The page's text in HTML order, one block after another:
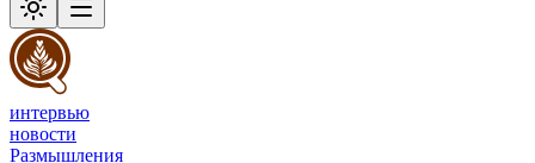
интервью
новости
Размышления